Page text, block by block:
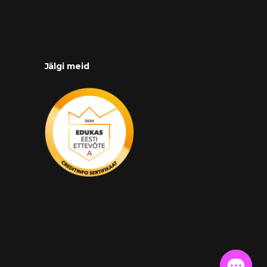
Jälgi meid